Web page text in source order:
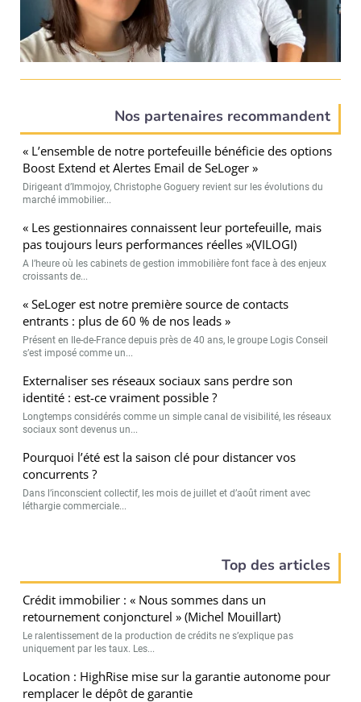
Nos partenaires recommandent
« L’ensemble de notre portefeuille bénéficie des options
Boost Extend et Alertes Email de SeLoger »
Dirigeant d’Immojoy, Christophe Goguery revient sur les évolutions du
marché immobilier...
« Les gestionnaires connaissent leur portefeuille, mais
pas toujours leurs performances réelles »(VILOGI)
A l’heure où les cabinets de gestion immobilière font face à des enjeux
croissants de...
« SeLoger est notre première source de contacts
entrants : plus de 60 % de nos leads »
Présent en Ile-de-France depuis près de 40 ans, le groupe Logis Conseil
s’est imposé comme un...
Externaliser ses réseaux sociaux sans perdre son
identité : est-ce vraiment possible ?
Longtemps considérés comme un simple canal de visibilité, les réseaux
sociaux sont devenus un...
Pourquoi l’été est la saison clé pour distancer vos
concurrents ?
Dans l’inconscient collectif, les mois de juillet et d’août riment avec
léthargie commerciale...
Top des articles
Crédit immobilier : « Nous sommes dans un
retournement conjoncturel » (Michel Mouillart)
Le ralentissement de la production de crédits ne s’explique pas
uniquement par les taux. Les...
Location : HighRise mise sur la garantie autonome pour
remplacer le dépôt de garantie